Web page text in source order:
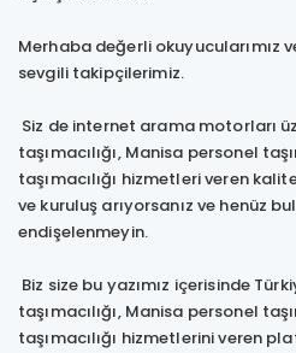
Merhaba değerli okuyucularımız
sevgili takipçilerimiz.
Siz de internet arama motorları
taşımacılığı, Manisa personel
taşımacılığı hizmetleri veren
ve kuruluş arıyorsanız ve henüz
endişelenmeyin.
Biz size bu yazımız içerisinde
taşımacılığı, Manisa personel
taşımacılığı hizmetlerini veren